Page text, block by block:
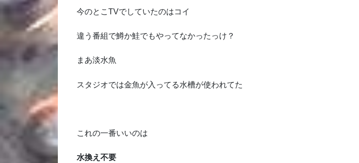
今のとこTVでしていたのはコイ
違う番組で鱒か鮭でもやってなかったっけ？
まあ淡水魚
スタジオでは金魚が入ってる水槽が使われてた
これの一番いいのは
水換え不要